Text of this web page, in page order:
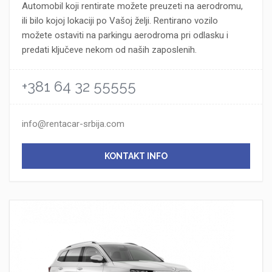
Automobil koji rentirate možete preuzeti na aerodromu,
ili bilo kojoj lokaciji po Vašoj želji. Rentirano vozilo
možete ostaviti na parkingu aerodroma pri odlasku i
predati ključeve nekom od naših zaposlenih.
+381 64 32 55555
info@rentacar-srbija.com
KONTAKT INFO